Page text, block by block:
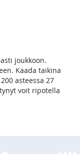
joukkoon.
Kaada taikina
asteessa 27
voit ripotella